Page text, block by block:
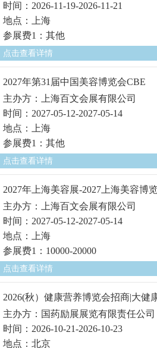
时间：2026-11-19-2026-11-21
地点：上海
参展费1：其他
点击查看详情
2027年第31届中国美容博览会CBE
主办方：上海百文会展有限公司
时间：2027-05-12-2027-05-14
地点：上海
参展费1：其他
点击查看详情
2027年上海美容展-2027上海美容博
主办方：上海百文会展有限公司
时间：2027-05-12-2027-05-14
地点：上海
参展费1：10000-20000
点击查看详情
2026(秋）健康营养博览会招商|大健
主办方：国药励展展览有限责任公司
时间：2026-10-21-2026-10-23
地点：北京